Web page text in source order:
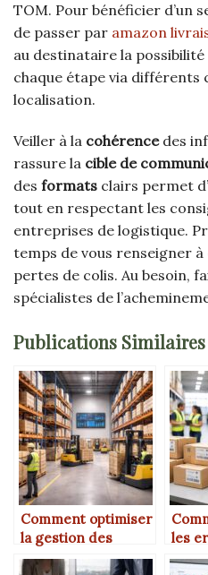
TOM. Pour bénéficier d’un
de passer par amazon
au destinataire la possibilité
chaque étape via différents
localisation.
Veiller à la cohérence des
rassure la cible de
des formats clairs permet
tout en respectant les
entreprises de logistique.
temps de vous renseigner
pertes de colis. Au besoin,
spécialistes de
Publications Similaires
Comment optimiser
la gestion des
stocks dans un
les